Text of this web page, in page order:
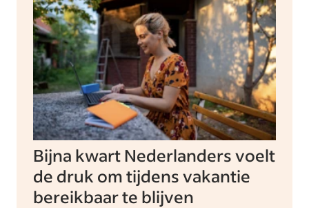
Bijna kwart Nederlanders voelt
de druk om tijdens vakantie
bereikbaar te blijven